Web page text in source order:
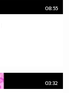
08:55
03:32